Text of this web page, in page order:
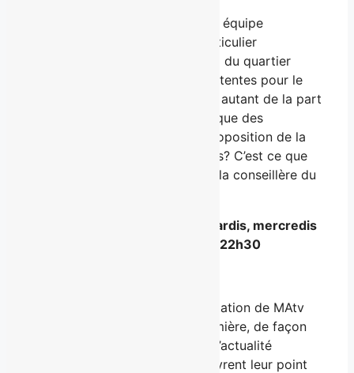
Jeudi soir Andrée Martin et son équipe
présentent le nouveau plan particulier
d’urbanisme pour le secteur sud du quartier
Saint-Roch. Il y a beaucoup d’attentes pour le
réaménagement de ce quartier, autant de la part
des résidents, des promoteurs que des
commençants. Est-ce que la proposition de la
ville sera satisfaisante pour tous? C’est ce que
nous verrons en compagnie de la conseillère du
est diffusé les mardis, mercredis
et jeudis à 18h30 et 22h30
Émission phare de la programmation de MAtv
met en lumière, de façon
constructive et en profondeur, l’actualité
régionale à l’aide d’invités qui livrent leur point